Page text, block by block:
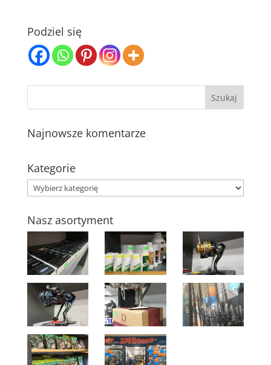
Podziel się
Najnowsze komentarze
Kategorie
Kategorie
Nasz asortyment